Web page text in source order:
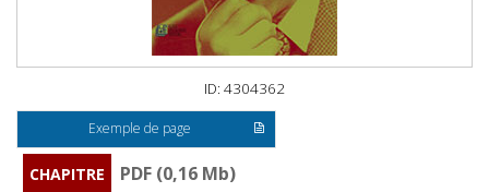
ID: 4304362
Exemple de page
CHAPITRE
PDF (0,16 Mb)